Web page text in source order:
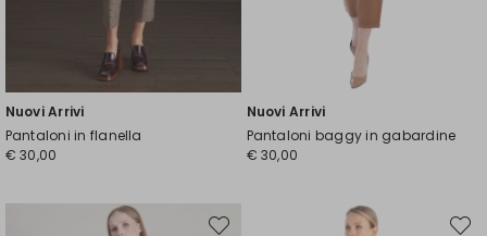
Nuovi Arrivi
Pantaloni in flanella
€ 30,00
Nuovi Arrivi
Pantaloni baggy in gabardine
€ 30,00
Sposta